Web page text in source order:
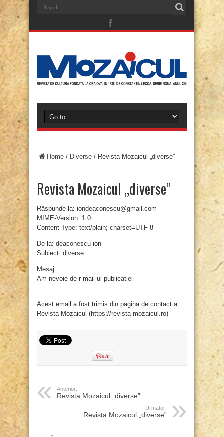
Home / Diverse / Revista Mozaicul „diverse”
Revista Mozaicul „diverse”
Răspunde la: iondeaconescu@gmail.com
MIME-Version: 1.0
Content-Type: text/plain; charset=UTF-8
De la: deaconescu ion
Subiect: diverse
Mesaj:
Am nevoie de r-mail-ul publicatiei
–
Acest email a fost trimis din pagina de contact a
Revista Mozaicul (https://revista-mozaicul.ro)
Anterior:
Revista Mozaicul „diverse”
Urmator:
Revista Mozaicul „diverse”